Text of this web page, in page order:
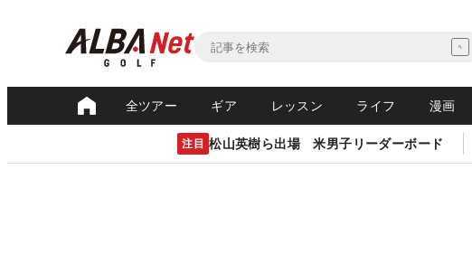
全ツアー ギア レッスン ライフ 漫画
注目 松山英樹ら出場 米男子リーダーボード